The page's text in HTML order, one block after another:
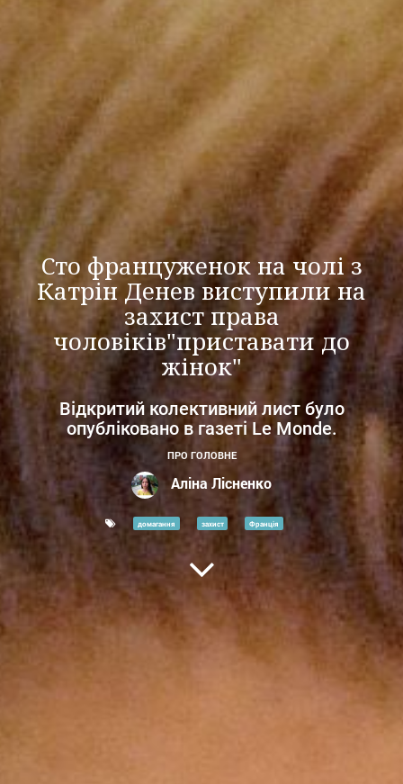
Сто француженок на чолі з
Катрін Денев виступили на
захист права
чоловіків"приставати до
жінок"
Відкритий колективний лист було
опубліковано в газеті Le Monde.
ПРО ГОЛОВНЕ
Аліна Лісненко
домагання захист Франція